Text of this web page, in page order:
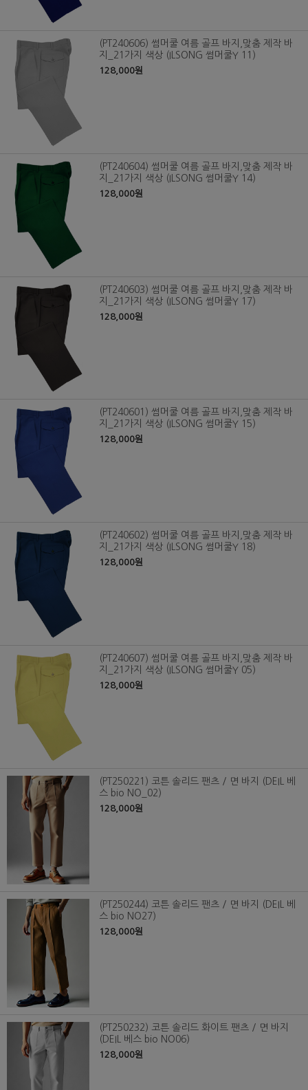
(PT240606) 썸머쿨 여름 골프 바지,맞춤 제작 바
지_21가지 색상 (ILSONG 썸머쿨Y 11)
128,000원
(PT240604) 썸머쿨 여름 골프 바지,맞춤 제작 바
지_21가지 색상 (ILSONG 썸머쿨Y 14)
128,000원
(PT240603) 썸머쿨 여름 골프 바지,맞춤 제작 바
지_21가지 색상 (ILSONG 썸머쿨Y 17)
128,000원
(PT240601) 썸머쿨 여름 골프 바지,맞춤 제작 바
지_21가지 색상 (ILSONG 썸머쿨Y 15)
128,000원
(PT240602) 썸머쿨 여름 골프 바지,맞춤 제작 바
지_21가지 색상 (ILSONG 썸머쿨Y 18)
128,000원
(PT240607) 썸머쿨 여름 골프 바지,맞춤 제작 바
지_21가지 색상 (ILSONG 썸머쿨Y 05)
128,000원
(PT250221) 코튼 솔리드 팬츠 / 면 바지 (DEIL 베
스 bio NO_02)
128,000원
(PT250244) 코튼 솔리드 팬츠 / 면 바지 (DEIL 베
스 bio NO27)
128,000원
(PT250232) 코튼 솔리드 화이트 팬츠 / 면 바지
(DEIL 베스 bio NO06)
128,000원